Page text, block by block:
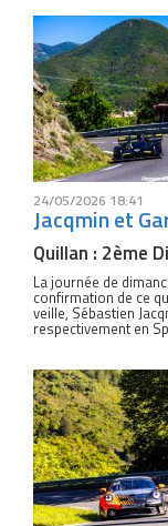
24/05/2026 18:41
Jacqmin et
Quillan : 2ème
La journée de
confirmation de ce
veille, Sébastien
respectivement en